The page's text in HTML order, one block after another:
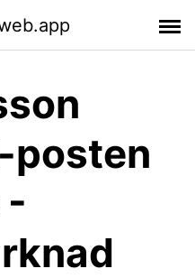
posten
-